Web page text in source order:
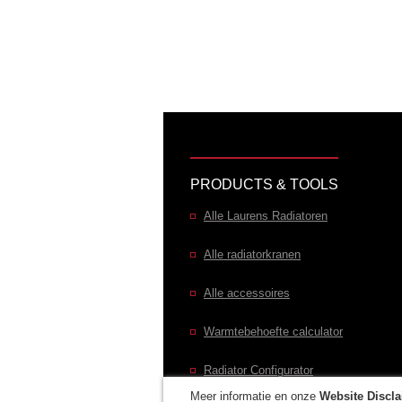
PRODUCTS & TOOLS
Alle Laurens Radiatoren
Alle radiatorkranen
Alle accessoires
Warmtebehoefte calculator
Radiator Configurator
Meer informatie en onze Website